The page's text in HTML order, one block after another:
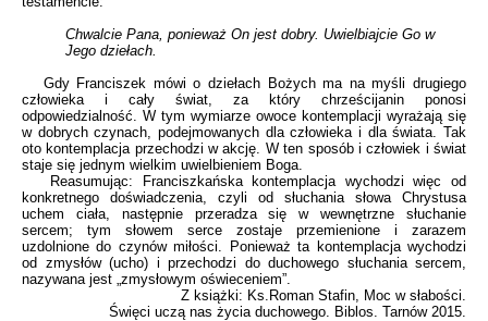
Chwalcie Pana, ponieważ On jest dobry. Uwielbiajcie Go w
Jego dziełach.
Gdy Franciszek mówi o dziełach Bożych ma na myśli drugiego
człowieka i cały świat, za który chrześcijanin ponosi
odpowiedzialność. W tym wymiarze owoce kontemplacji wyrażają się
w dobrych czynach, podejmowanych dla człowieka i dla świata. Tak
oto kontemplacja przechodzi w akcję. W ten sposób i człowiek i świat
staje się jednym wielkim uwielbieniem Boga.
Reasumując: Franciszkańska kontemplacja wychodzi więc od
konkretnego doświadczenia, czyli od słuchania słowa Chrystusa
uchem ciała, następnie przeradza się w wewnętrzne słuchanie
sercem; tym słowem serce zostaje przemienione i zarazem
uzdolnione do czynów miłości. Ponieważ ta kontemplacja wychodzi
od zmysłów (ucho) i przechodzi do duchowego słuchania sercem,
nazywana jest „zmysłowym oświeceniem”.
Z książki: Ks.Roman Stafin, Moc w słabości.
Święci uczą nas życia duchowego. Biblos. Tarnów 2015.